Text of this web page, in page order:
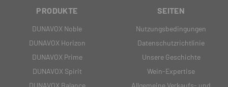
PRODUKTE
DUNAVOX Noble
DUNAVOX Horizon
DUNAVOX Prime
DUNAVOX Spirit
DUNAVOX Balance
SEITEN
Nutzungsbedingungen
Datenschutzrichtlinie
Unsere Geschichte
Wein-Expertise
Allgemeine Verkaufs- und